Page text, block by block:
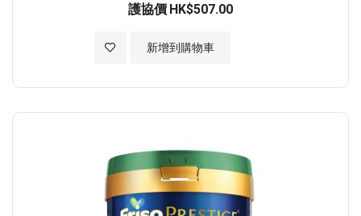
護協價 HK$507.00
新增到購物車
加入至願望清單